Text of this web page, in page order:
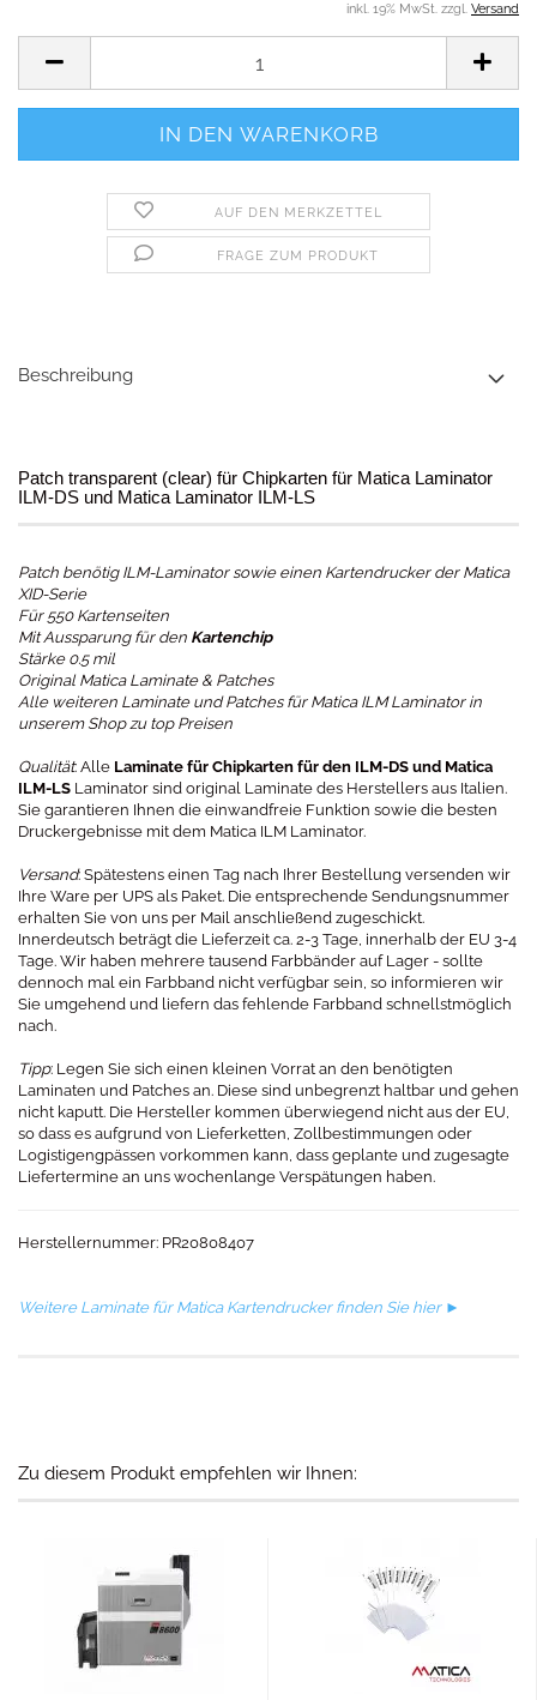
inkl. 19% MwSt. zzgl. Versand
AUF DEN MERKZETTEL
FRAGE ZUM PRODUKT
Beschreibung
Patch transparent (clear) für Chipkarten für Matica Laminator
ILM-DS und Matica Laminator ILM-LS
Patch benötig ILM-Laminator sowie einen Kartendrucker der Matica
XID-Serie
Für 550 Kartenseiten
Mit Aussparung für den Kartenchip
Stärke 0.5 mil
Original Matica Laminate & Patches
Alle weiteren Laminate und Patches für Matica ILM Laminator in
unserem Shop zu top Preisen
Qualität: Alle Laminate für Chipkarten für den ILM-DS und Matica
ILM-LS Laminator sind original Laminate des Herstellers aus Italien.
Sie garantieren Ihnen die einwandfreie Funktion sowie die besten
Druckergebnisse mit dem Matica ILM Laminator.
Versand: Spätestens einen Tag nach Ihrer Bestellung versenden wir
Ihre Ware per UPS als Paket. Die entsprechende Sendungsnummer
erhalten Sie von uns per Mail anschließend zugeschickt.
Innerdeutsch beträgt die Lieferzeit ca. 2-3 Tage, innerhalb der EU 3-4
Tage. Wir haben mehrere tausend Farbbänder auf Lager - sollte
dennoch mal ein Farbband nicht verfügbar sein, so informieren wir
Sie umgehend und liefern das fehlende Farbband schnellstmöglich
nach.
Tipp: Legen Sie sich einen kleinen Vorrat an den benötigten
Laminaten und Patches an. Diese sind unbegrenzt haltbar und gehen
nicht kaputt. Die Hersteller kommen überwiegend nicht aus der EU,
so dass es aufgrund von Lieferketten, Zollbestimmungen oder
Logistigengpässen vorkommen kann, dass geplante und zugesagte
Liefertermine an uns wochenlange Verspätungen haben.
Herstellernummer: PR20808407
Weitere Laminate für Matica Kartendrucker finden Sie hier ►
Zu diesem Produkt empfehlen wir Ihnen: